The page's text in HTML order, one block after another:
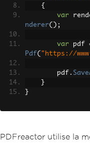
{
var
nderer();
var pdf
Pdf( "https://
        pdf
.
}
}
PDFreactor utilise la